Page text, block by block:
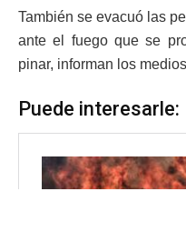
También se evacuó las
ante el fuego que se
pinar, informan los
Puede interesarle: